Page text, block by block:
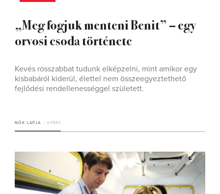
„Meg fogjuk menteni Benit” – egy
orvosi csoda története
Kevés rosszabbat tudunk elképzelni, mint amikor egy
kisbabáról kiderül, élettel nem összeegyeztethető
fejlődési rendellenességgel született.
NŐK LAPJA 6 PERC